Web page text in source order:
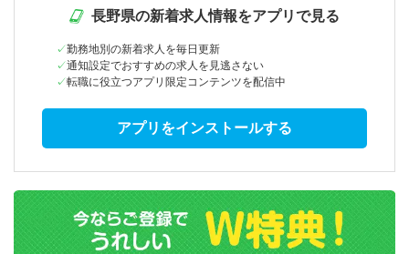
長野県の新着求人情報をアプリで見る
勤務地別の新着求人を毎日更新
通知設定でおすすめの求人を見逃さない
転職に役立つアプリ限定コンテンツを配信中
アプリをインストールする